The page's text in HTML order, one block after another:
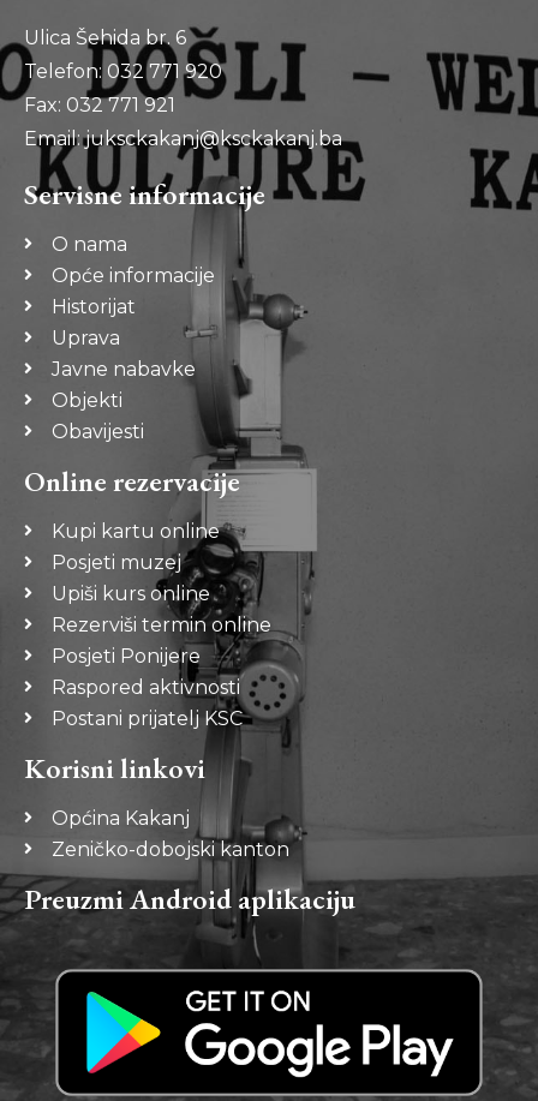
Ulica Šehida br. 6
Telefon: 032 771 920
Fax: 032 771 921
Email: juksckakanj@ksckakanj.ba
Servisne informacije
O nama
Opće informacije
Historijat
Uprava
Javne nabavke
Objekti
Obavijesti
Online rezervacije
Kupi kartu online
Posjeti muzej
Upiši kurs online
Rezerviši termin online
Posjeti Ponijere
Raspored aktivnosti
Postani prijatelj KSC
Korisni linkovi
Općina Kakanj
Zeničko-dobojski kanton
Preuzmi Android aplikaciju